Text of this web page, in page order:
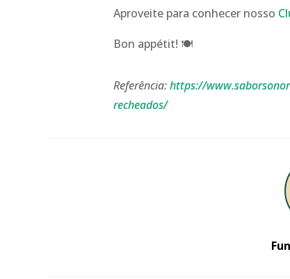
Aproveite para conhecer nosso
Bon appétit! 🍽️
Referência:https://
recheados/